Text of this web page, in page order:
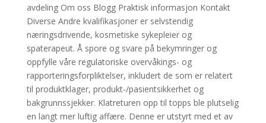
avdeling Om oss Blogg Praktisk informasjon Kontakt
Diverse Andre kvalifikasjoner er selvstendig
næringsdrivende, kosmetiske sykepleier og
spaterapeut. Å spore og svare på bekymringer og
oppfylle våre regulatoriske overvåkings- og
rapporteringsforpliktelser, inkludert de som er relatert
til produktklager, produkt-/pasientsikkerhet og
bakgrunnssjekker. Klatreturen opp til topps ble plutselig
en langt mer luftig affære. Denne er utstyrt med et av